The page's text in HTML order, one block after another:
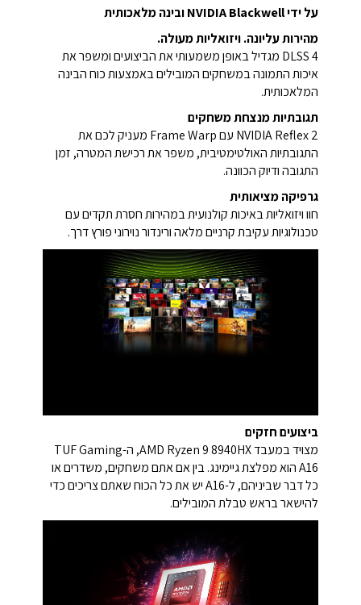
על ידי NVIDIA Blackwell ובינה מלאכותית
מהירות עליונה. ויזואליות מעולה.
DLSS 4 מגדיל באופן משמעותי את הביצועים ומשפר את
איכות התמונה במשחקים המובילים באמצעות כוח הבינה
המלאכותית.
תגובתיות מנצחת משחקים
NVIDIA Reflex 2 עם Frame Warp מעניק לכם את
התגובתיות האולטימטיבית, משפר את רכישת המטרה, זמן
התגובה ודיוק הכוונה.
גרפיקה מציאותית
חוו ויזואליות באיכות קולנועית במהירות חסרת תקדים עם
טכנולוגיות עקיבת קרניים מלאה ורינדור נוירוני פורץ דרך.
ביצועים חזקים
מצויד במעבד AMD Ryzen 9 8940HX, ה-TUF Gaming
A16 הוא מפלצת גיימינג. בין אם אתם משחקים, משדרים או
כל דבר שביניהם, ל-A16 יש את כל הכוח שאתם צריכים כדי
להישאר בראש טבלת המובילים.​